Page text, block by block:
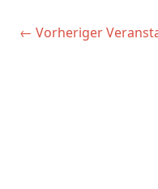
← Vorheriger